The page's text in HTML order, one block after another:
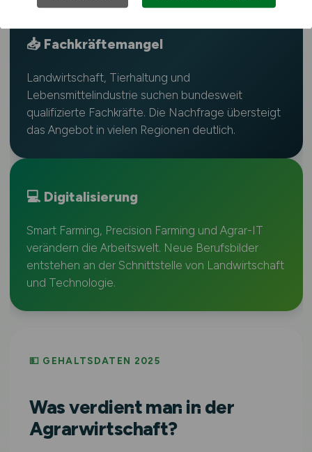
📥 Fachkräftemangel
Landwirtschaft, Tierhaltung und
Lebensmittelindustrie suchen bundesweit
qualifizierte Fachkräfte. Die Nachfrage übersteigt
das Angebot in vielen Regionen deutlich.
💻 Digitalisierung
Smart Farming, Precision Farming und Agrar-IT
verändern die Arbeitswelt. Neue Berufsbilder
entstehen an der Schnittstelle von Landwirtschaft
und Technologie.
💵 GEHALTSDATEN 2025
Was verdient man in der
Agrarwirtschaft?